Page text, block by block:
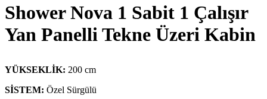
Shower Nova 1 Sabit 1 Çalışır
Yan Panelli Tekne Üzeri Kabin
YÜKSEKLİK: 200 cm
SİSTEM: Özel Sürgülü